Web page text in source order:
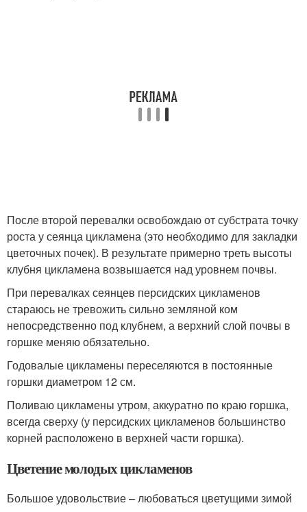
После второй перевалки освобождаю от субстрата точку
роста у сеянца цикламена (это необходимо для закладки
цветочных почек). В результате примерно треть высоты
клубня цикламена возвышается над уровнем почвы.
При перевалках сеянцев персидских цикламенов
стараюсь не тревожить сильно земляной ком
непосредственно под клубнем, а верхний слой почвы в
горшке меняю обязательно.
Годовалые цикламены переселяются в постоянные
горшки диаметром 12 см.
Поливаю цикламены утром, аккуратно по краю горшка,
всегда сверху (у персидских цикламенов большинство
корней расположено в верхней части горшка).
Цветение молодых цикламенов
Большое удовольствие – любоваться цветущими зимой